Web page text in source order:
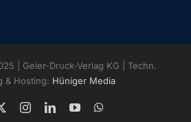
| Geier-Druck-Verlag KG | Techn.
& Hosting: Hüniger Media
InstagramLinkedInYouTube